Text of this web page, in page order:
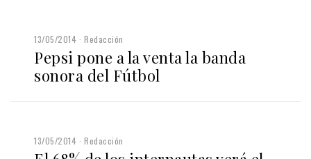
13/05/2014 Redacción
Pepsi pone a la venta la banda
sonora del Fútbol
13/05/2014 Redacción